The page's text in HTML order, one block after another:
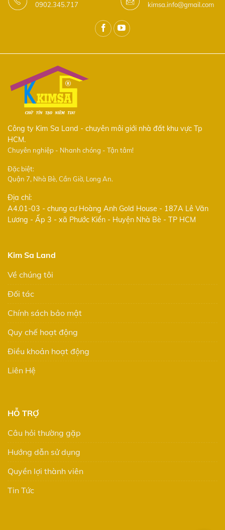
0902.345.717
kimsa.info@gmail.com
Công ty Kim Sa Land - chuyên môi giới nhà đất khu vực Tp
HCM.
Chuyên nghiệp - Nhanh chóng - Tận tâm!
Đặc biệt:
Quận 7, Nhà Bè, Cần Giờ, Long An.
Địa chỉ:
A4.01-03 - chung cư Hoàng Anh Gold House - 187A Lê Văn
Lương - Ấp 3 - xã Phước Kiển - Huyện Nhà Bè - TP HCM
Kim Sa Land
Về chúng tôi
Đối tác
Chính sách bảo mật
Quy chế hoạt động
Điều khoản hoạt động
Liên Hệ
HỖ TRỢ
Câu hỏi thường gặp
Hướng dẫn sử dụng
Quyền lợi thành viên
Tin Tức